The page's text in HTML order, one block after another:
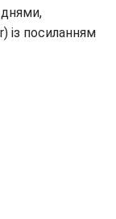
днями,
із посиланням